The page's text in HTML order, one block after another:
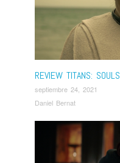
REVIEW TITANS: SOULS
septiembre 24, 2021
Daniel Bernat